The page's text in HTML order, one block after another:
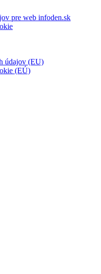
pre web infoden.sk
údajov (EU)
(EÚ)